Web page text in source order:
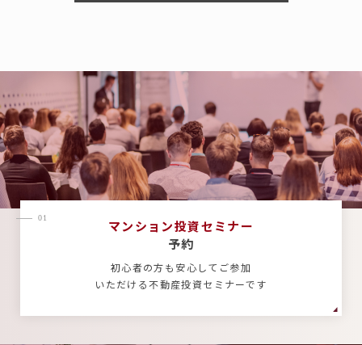
マンション投資セミナー
予約
01
初心者の方も安心してご参加
いただける不動産投資セミナーです